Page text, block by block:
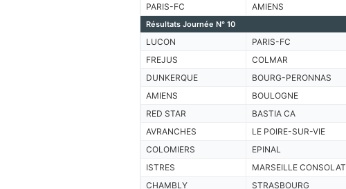
PARIS-FC
AMIENS
Résultats Journée N° 10
LUCON PARIS-FC
FREJUS
COLMAR
DUNKERQUE
BOURG-PERONNAS
AMIENS
BOULOGNE
RED STAR
BASTIA CA
AVRANCHES
LE POIRE-SUR-VIE
COLOMIERS
EPINAL
ISTRES
MARSEILLE CONSOLAT
CHAMBLY
STRASBOURG